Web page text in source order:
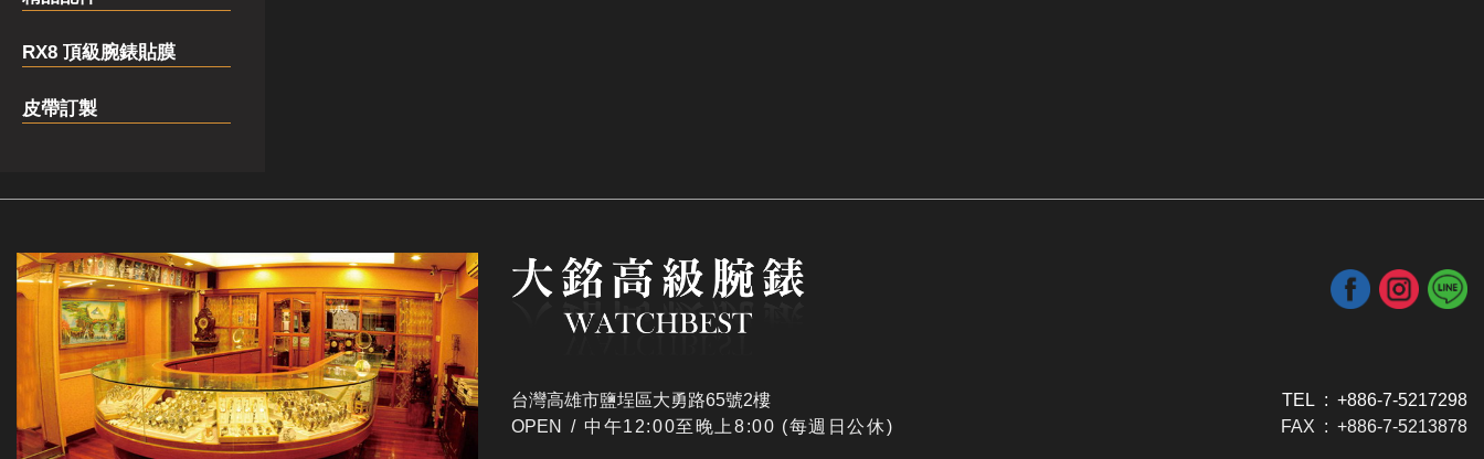
RX8 頂級腕錶貼膜
皮帶訂製
台灣高雄市鹽埕區大勇路65號2樓
OPEN / ​中午12:00至晚上8:00 (每週日公休)
TEL : +886-7-5217298
FAX : +886-7-5213878